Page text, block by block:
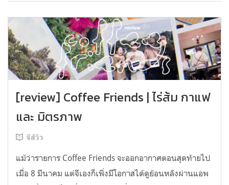
[review] Coffee Friends | ไร่ส้ม กาแฟ
และ มิตรภาพ
จีส์วิว
แม้ว่ารายการ Coffee Friends จะออกอากาศตอนสุดท้ายไป
เมื่อ 8 มีนาคม แต่จีเองก็เพิ่งมีโอกาสได้ดูย้อนหลังผ่านแอพ